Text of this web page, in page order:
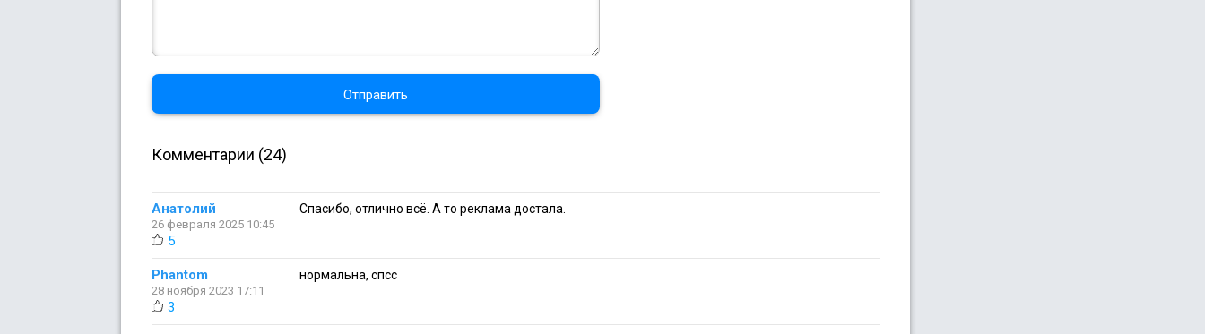
Отправить
Комментарии (24)
Анатолий
26 февраля 2025 10:45
Спасибо, отлично всё. А то реклама достала.
5
Phantom
28 ноября 2023 17:11
нормальна, спсс
3